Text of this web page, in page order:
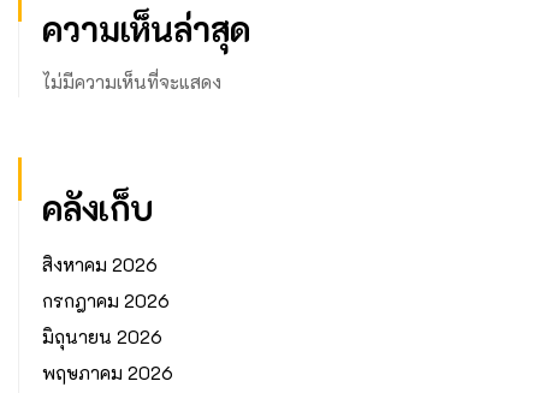
ความเห็นล่าสุด
ไม่มีความเห็นที่จะแสดง
คลังเก็บ
สิงหาคม 2026
กรกฎาคม 2026
มิถุนายน 2026
พฤษภาคม 2026